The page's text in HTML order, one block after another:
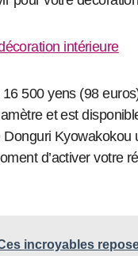
500 yens (98
et est
Donguri Kyowakokou
d’activer votre
incroyables